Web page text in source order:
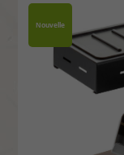
Nouvelle